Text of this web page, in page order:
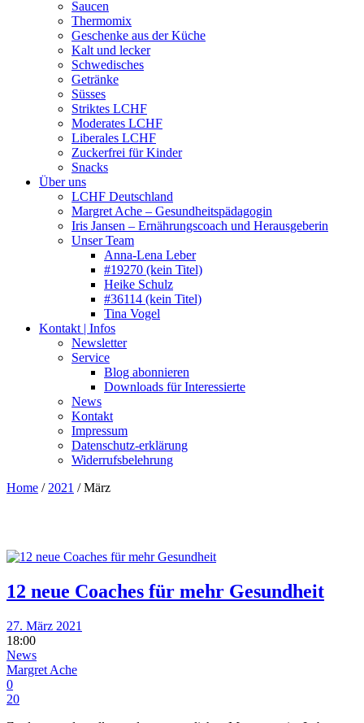
Saucen
Thermomix
Geschenke aus der Küche
Kalt und lecker
Schwedisches
Getränke
Süsses
Striktes LCHF
Moderates LCHF
Liberales LCHF
Zuckerfrei für Kinder
Snacks
Über uns
LCHF Deutschland
Margret Ache – Gesundheitspädagogin
Iris Jansen – Ernährungscoach und Herausgeberin
Unser Team
Anna-Lena Leber
#19270 (kein Titel)
Heike Schulz
#36114 (kein Titel)
Tina Vogel
Kontakt | Infos
Newsletter
Service
Blog abonnieren
Downloads für Interessierte
News
Kontakt
Impressum
Datenschutz-erklärung
Widerrufsbelehrung
Home / 2021 /März
12 neue Coaches für mehr Gesundheit
27. März 2021
18:00
News
Margret Ache
0
20